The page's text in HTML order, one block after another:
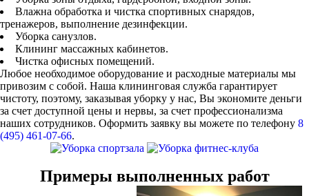
Влажна обработка и чистка спортивных снарядов,
тренажеров, выполнение дезинфекции.
Уборка санузлов.
Клининг массажных кабинетов.
Чистка офисных помещений.
Любое необходимое оборудование и расходные материалы мы
привозим с собой. Наша клининговая служба гарантирует
чистоту, поэтому, заказывая уборку у нас, Вы экономите деньги
за счет доступной цены и нервы, за счет профессионализма
наших сотрудников. Оформить заявку вы можете по телефону 8
(495) 461-07-66.
Примеры выполненных работ